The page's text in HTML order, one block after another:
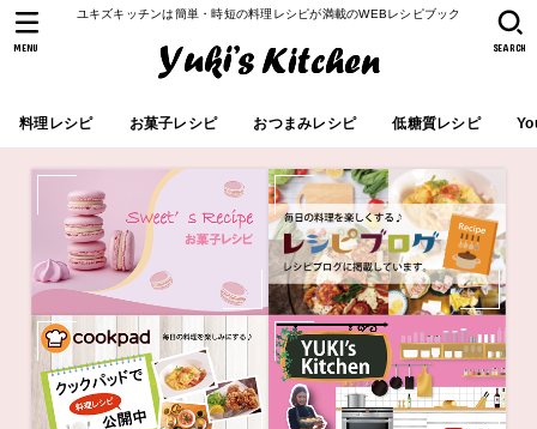
ユキズキッチンは簡単・時短の料理レシピが満載のWEBレシピブック
料理レシピ お菓子レシピ おつまみレシピ 低糖質レシピ
SEARCH
MENU